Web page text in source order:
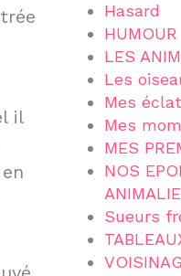
il
Hasard
HUMOUR
LES
Les
Mes
Mes
MES
NOS
Sueurs